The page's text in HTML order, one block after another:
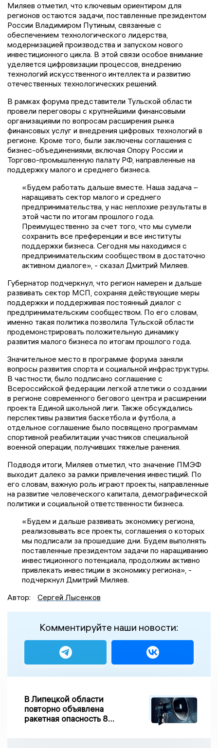
Миляев отметил, что ключевым ориентиром для
регионов остаются задачи, поставленные президентом
России Владимиром Путиным, связанные с
обеспечением технологического лидерства,
модернизацией производства и запуском нового
инвестиционного цикла. В этой связи особое внимание
уделяется цифровизации процессов, внедрению
технологий искусственного интеллекта и развитию
отечественных технологических решений.
В рамках форума представители Тульской области
провели переговоры с крупнейшими финансовыми
организациями по вопросам расширения рынка
финансовых услуг и внедрения цифровых технологий в
регионе. Кроме того, были заключены соглашения с
бизнес-объединениями, включая Опору России и
Торгово-промышленную палату РФ, направленные на
поддержку малого и среднего бизнеса.
«Будем работать дальше вместе. Наша задача –
наращивать сектор малого и среднего
предпринимательства, у нас неплохие результаты в
этой части по итогам прошлого года.
Преимущественно за счет того, что мы сумели
сохранить все преференции и все институты
поддержки бизнеса. Сегодня мы находимся с
предпринимательским сообществом в достаточно
активном диалоге», - сказал Дмитрий Миляев.
Губернатор подчеркнул, что регион намерен и дальше
развивать сектор МСП, сохраняя действующие меры
поддержки и поддерживая постоянный диалог с
предпринимательским сообществом. По его словам,
именно такая политика позволила Тульской области
продемонстрировать положительную динамику
развития малого бизнеса по итогам прошлого года.
Значительное место в программе форума заняли
вопросы развития спорта и социальной инфраструктуры.
В частности, было подписано соглашение с
Всероссийской федерации легкой атлетики о создании
в регионе современного бегового центра и расширении
проекта Единой школьной лиги. Также обсуждались
перспективы развития баскетбола и футбола, а
отдельное соглашение было посвящено программам
спортивной реабилитации участников специальной
военной операции, получивших тяжелые ранения.
Подводя итоги, Миляев отметил, что значение ПМЭФ
выходит далеко за рамки привлечения инвестиций. По
его словам, важную роль играют проекты, направленные
на развитие человеческого капитала, демографической
политики и социальной ответственности бизнеса.
«Будем и дальше развивать экономику региона,
реализовывать все проекты, соглашения о которых
мы подписали за прошедшие дни. Будем выполнять
поставленные президентом задачи по наращиванию
инвестиционного потенциала, продолжим активно
привлекать инвестиции в экономику региона», -
подчеркнул Дмитрий Миляев.
Автор:
Сергей Лысенков
Комментируйте наши новости:
В Липецкой области
повторно объявлена
ракетная опасность 8